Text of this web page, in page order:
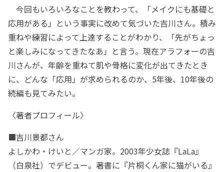
今回もいろいろなことを教わって、「メイクにも基礎と
応用がある」という事実に改めて気づいた吉川さん。積み
重ねや練習によって上達することがわかり、「先がちょっ
と楽しみになってきたなあ」と言う。現在アラフォーの吉
川さんが、年齢を重ねて肌や骨格に変化が出てきたとき
に、どんな「応用」が求められるのか、5年後、10年後の
続編も見てみたい。
〈著者プロフィール〉
■吉川景都さん
よしかわ・けいと／マンガ家。2003年少女誌『LaLa』
（白泉社）でデビュー。著書に『片桐くん家に猫がいる』